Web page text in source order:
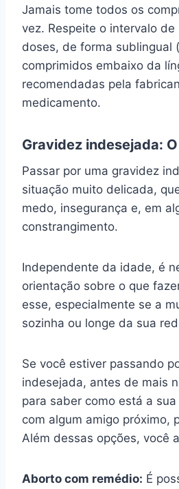
Jamais tome todos os
vez. Respeite o intervalo
doses, de forma sublingual
comprimidos embaixo da
recomendadas pela
medicamento.
Gravidez indesejada:
Passar por uma gravidez
situação muito delicada,
medo, insegurança e, em
constrangimento.
Independente da idade, é
orientação sobre o que
esse, especialmente se a
sozinha ou longe da sua
Se você estiver passando
indesejada, antes de mais
para saber como está a
com algum amigo próximo,
Além dessas opções, você
Aborto com remédio: É